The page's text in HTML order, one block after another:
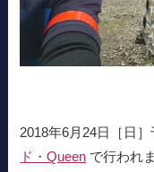
2018年6月24日［日
ド・Queen で行われ